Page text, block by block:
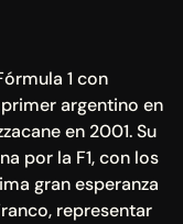
1 con
argentino en
en 2001. Su
por la F1, con los
gran esperanza
representar